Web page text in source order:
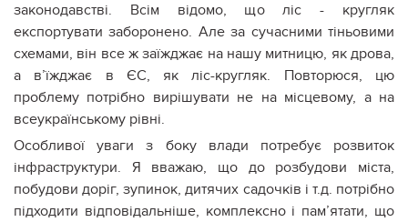
законодавстві. Всім відомо, що ліс - кругляк
експортувати заборонено. Але за сучасними тіньовими
схемами, він все ж заїжджає на нашу митницю, як дрова,
а в’їжджає в ЄС, як ліс-кругляк. Повторюся, цю
проблему потрібно вирішувати не на місцевому, а на
всеукраїнському рівні.
Особливої уваги з боку влади потребує розвиток
інфраструктури. Я вважаю, що до розбудови міста,
побудови доріг, зупинок, дитячих садочків і т.д. потрібно
підходити відповідальніше, комплексно і пам’ятати, що